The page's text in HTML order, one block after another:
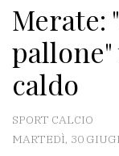
Associazioni
Meteo
CONTATTI
Merate:
caldo
SPORT CALCIO
MARTEDÌ, 30